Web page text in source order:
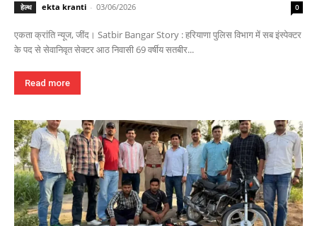
हेल्थ ekta kranti - 03/06/2026 0
एकता क्रांति न्यूज, जींद। Satbir Bangar Story : हरियाणा पुलिस विभाग में सब इंस्पेक्टर
के पद से सेवानिवृत सेक्टर आठ निवासी 69 वर्षीय सतबीर...
Read more